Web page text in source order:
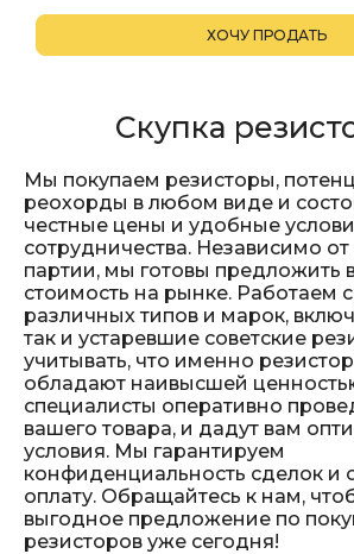
Скупка
Мы покупаем резисторы,
реохорды в любом виде и
честные цены и удобные
сотрудничества. Независимо
партии, мы готовы предложить
стоимость на рынке. Работаем
различных типов и марок,
так и устаревшие советские
учитывать, что именно
обладают наивысшей
специалисты оперативно
вашего товара, и дадут вам
условия. Мы гарантируем
конфиденциальность сделок и
оплату. Обращайтесь к нам,
выгодное предложение по
резисторов уже сегодня!